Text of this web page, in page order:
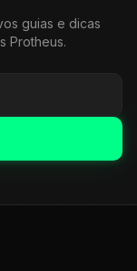
guias e dicas
Protheus.